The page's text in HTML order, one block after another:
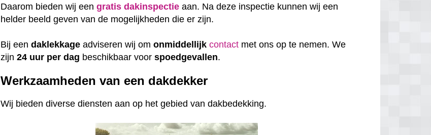
Daarom bieden wij eengratis dakinspectie aan. Na deze inspectie kunnen wij een
helder beeld geven van de mogelijkheden die er zijn.
Bij eendaklekkage adviseren wij omonmiddellijk contact met ons op te nemen. We
zijn24 uur per dag beschikbaar voorspoedgevallen.
Werkzaamheden van een dakdekker
Wij bieden diverse diensten aan op het gebied van dakbedekking.